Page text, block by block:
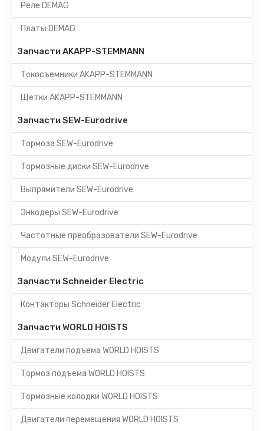
Реле DEMAG
Платы DEMAG
Запчасти AKAPP-STEMMANN
Токосъемники AKAPP-STEMMANN
Щетки AKAPP-STEMMANN
Запчасти SEW-Eurodrive
Тормоза SEW-Eurodrive
Тормозные диски SEW-Eurodrive
Выпрямители SEW-Eurodrive
Энкодеры SEW-Eurodrive
Частотные преобразователи SEW-Eurodrive
Модули SEW-Eurodrive
Запчасти Schneider Electric
Контакторы Schneider Electric
Запчасти WORLD HOISTS
Двигатели подъема WORLD HOISTS
Тормоз подъема WORLD HOISTS
Тормозные колодки WORLD HOISTS
Двигатели перемещения WORLD HOISTS